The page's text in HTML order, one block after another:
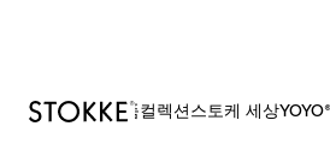
제품컬렉션 스토케 세상